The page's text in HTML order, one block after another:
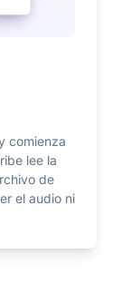
comienza
lee la
de
el audio ni